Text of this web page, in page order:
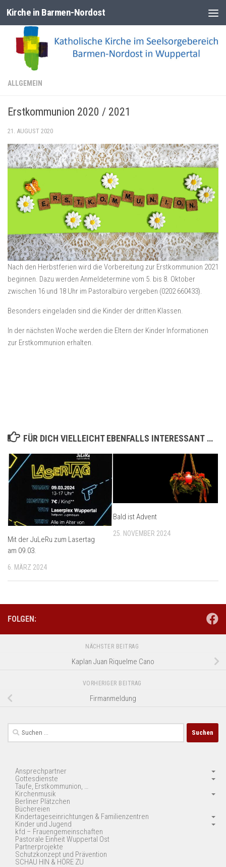
Zum Inhalt springen
Kirche in Barmen-Nordost
ALLGEMEIN
Erstkommunion 2020 / 2021
21. AUGUST 2020
Nach den Herbstferien wird die Vorbereitung zur Erstkommunion 2021
beginnen. Dazu werden Anmeldetermine vom 5. bis 8. Oktober
zwischen 16 und 18 Uhr im Pastoralbüro vergeben (0202 660433).
Besonders eingeladen sind die Kinder der dritten Klassen.
In der nächsten Woche werden die Eltern der Kinder Informationen
zur Erstkommunion erhalten.
FÜR DICH VIELLEICHT EBENFALLS INTERESSANT …
Mit der JuLeRu zum Lasertag
am 09.03.
6. MÄRZ 2024
Bald ist Advent
25. NOVEMBER 2024
FOLGEN:
NÄCHSTER BEITRAG
Kaplan Juan Riquelme Cano
VORHERIGER BEITRAG
Firmanmeldung
Suchen
nach:
Ansprechpartner
Gottesdienste
Taufe, Erstkommunion, …
Kirchenmusik
Berliner Plätzchen
Büchereien
Kindertageseinrichtungen & Familienzentren
Kinder und Jugend
kfd – Frauengemeinschaften
Pastorale Einheit Wuppertal Ost
Partnerprojekte
Schutzkonzept und Prävention
SCHAU HIN & HÖRE ZU